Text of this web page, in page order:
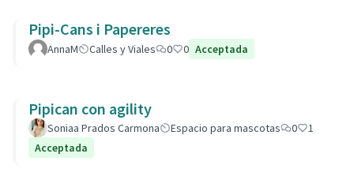
Pipi-Cans i Papereres
AnnaM Calles y Viales 0 0 Acceptada
Pipican con agility
Soniaa Prados Carmona Espacio para mascotas 0
1
Acceptada